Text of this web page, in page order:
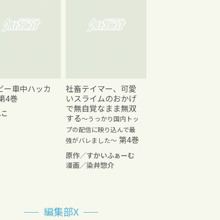
ー車中ハッカ
4巻
社畜テイマー、可愛
いスライムのおかげ
で無自覚なまま無双
する～うっかり国内トッ
プの配信に映り込んで最
強がバレました～ 第4巻
原作／すかいふぁーむ
漫画／染井惣介
編集部X